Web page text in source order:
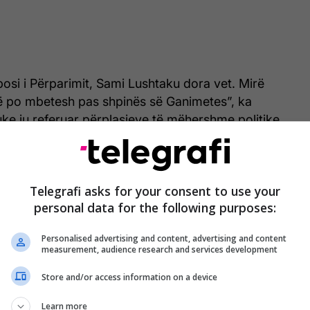
i Përparimit, Sami Lushtaku dora vet. Mirë
po mbetesh pas shpinës së Ganimetes”, ka
iu referuar përplasjeve të mëhershme politike.
e bëra për deklaratat e saj, duke thënë
termat “krim i organizuar” apo “rrënjë të krimit”
atribuuar.
komentuar raportet e Lushtakut me PDK-në,
ai ndikon në zhvillimet brenda këtij subjekti
Telegrafi asks for your consent to use your
personal data for the following purposes:
Personalised advertising and content, advertising and content
measurement, audience research and services development
Store and/or access information on a device
Learn more